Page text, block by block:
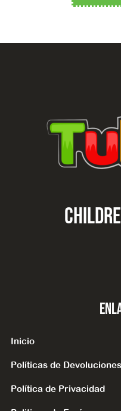
Inicio
Políticas de Devoluciones
Política de Privacidad